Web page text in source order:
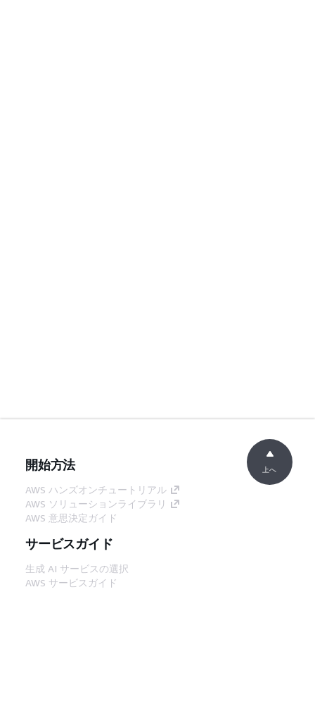
開始方法
AWS ハンズオンチュートリアル
AWS ソリューションライブラリ
AWS 意思決定ガイド
サービスガイド
生成 AI サービスの選択
AWS サービスガイド
上へ